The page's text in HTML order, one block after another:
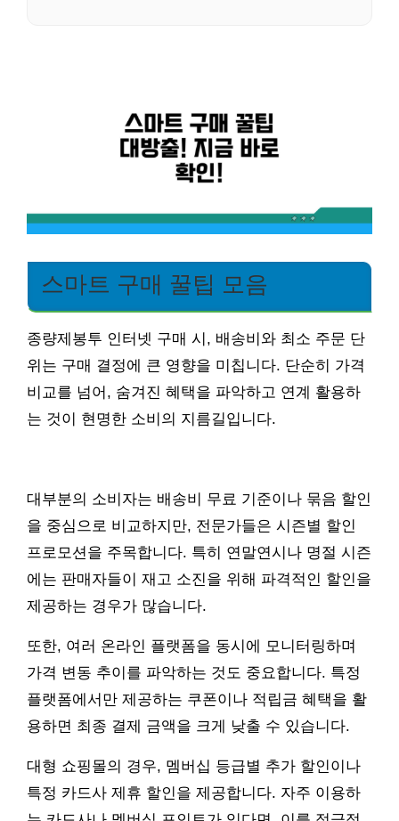
스마트 구매 꿀팁 모음
종량제봉투 인터넷 구매 시, 배송비와 최소 주문 단
위는 구매 결정에 큰 영향을 미칩니다. 단순히 가격
비교를 넘어, 숨겨진 혜택을 파악하고 연계 활용하
는 것이 현명한 소비의 지름길입니다.
대부분의 소비자는 배송비 무료 기준이나 묶음 할인
을 중심으로 비교하지만, 전문가들은 시즌별 할인
프로모션을 주목합니다. 특히 연말연시나 명절 시즌
에는 판매자들이 재고 소진을 위해 파격적인 할인을
제공하는 경우가 많습니다.
또한, 여러 온라인 플랫폼을 동시에 모니터링하며
가격 변동 추이를 파악하는 것도 중요합니다. 특정
플랫폼에서만 제공하는 쿠폰이나 적립금 혜택을 활
용하면 최종 결제 금액을 크게 낮출 수 있습니다.
대형 쇼핑몰의 경우, 멤버십 등급별 추가 할인이나
특정 카드사 제휴 할인을 제공합니다. 자주 이용하